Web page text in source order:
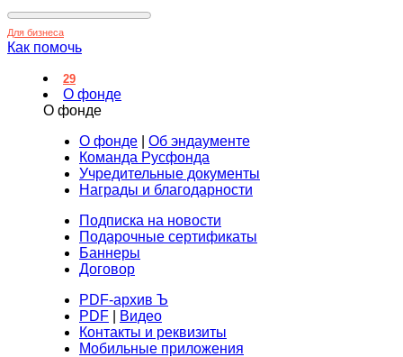
Для бизнеса
Как помочь
29
О фонде
О фонде
О фонде
Об эндаументе
Команда Русфонда
Учредительные документы
Награды и благодарности
Подписка на новости
Подарочные сертификаты
Баннеры
Договор
PDF-архив Ъ
PDF
Видео
Контакты и реквизиты
Мобильные приложения